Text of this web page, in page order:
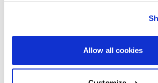
Allow all cookies
fantastisches Sommerhaus zu kaufen.
Barcelona und gut angebunden durch
es alles, was eine dynamische und